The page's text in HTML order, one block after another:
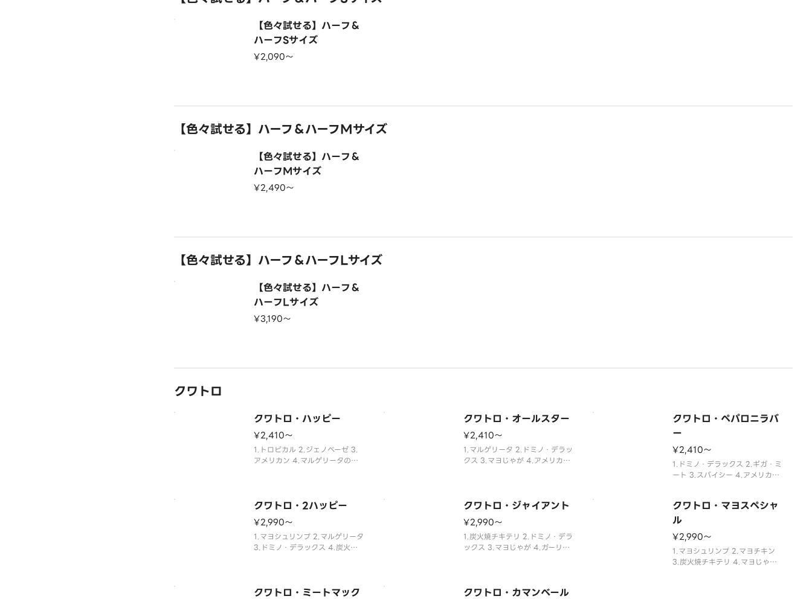
【色々試せる】ハーフ＆
ハーフSサイズ
¥2,090〜
【色々試せる】ハーフ＆ハーフMサイズ
【色々試せる】ハーフ＆
ハーフMサイズ
¥2,490〜
【色々試せる】ハーフ＆ハーフLサイズ
【色々試せる】ハーフ＆
ハーフLサイズ
¥3,190〜
クワトロ
クワトロ・ハッピー
¥2,410〜
1.トロピカル 2.ジェノベーゼ 3.
アメリカン 4.マルゲリータの組
クワトロ・オールスター
¥2,410〜
1.マルゲリータ 2.ドミノ・デラッ
クス 3.マヨじゃが 4.アメリカン
クワトロ・ペパロニラバ
ー
¥2,410〜
1.ドミノ・デラックス 2.ギガ・ミ
ート 3.スパイシー 4.アメリカン
クワトロ・2ハッピー
¥2,990〜
1.マヨシュリンプ 2.マルゲリータ
3.ドミノ・デラックス 4.炭火焼
クワトロ・ジャイアント
¥2,990〜
1.炭火焼チキテリ 2.ドミノ・デラ
ックス 3.マヨじゃが 4.ガーリッ
クワトロ・マヨスペシャ
ル
¥2,990〜
1.マヨシュリンプ 2.マヨチキン
3.炭火焼チキテリ 4.マヨじゃが
クワトロ・ミートマック クワトロ・カマンベール